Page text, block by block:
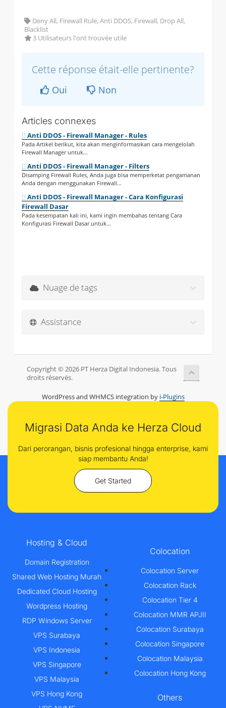
Deny All, Firewall Rule, Anti DDOS, Firewall, Drop All,
Blacklist
3 Utilisateurs l'ont trouvée utile
Cette réponse était-elle pertinente?
Oui Non
Articles connexes
Anti DDOS - Firewall Manager - Rules
Pada Artikel berikut, kita akan menginformasikan cara mengelolah
Firewall Manager untuk...
Anti DDOS - Firewall Manager - Filters
Disamping Firewall Rules, Anda juga bisa memperketat pengamanan
Anda dengan menggunakan Firewall...
Anti DDOS - Firewall Manager - Cara Konfigurasi
Firewall Dasar
Pada kesempatan kali ini, kami ingin membahas tentang Cara
Konfigurasi Firewall Dasar untuk...
Nuage de tags
Assistance
Copyright © 2026 PT Herza Digital Indonesia. Tous
droits réservés.
WordPress and WHMCS integration by i-Plugins
Migrasi Data Anda ke Herza Cloud
Dari perorangan, bisnis profesional hingga enterprise, kami
siap membantu Anda!
Get Started
Hosting & Cloud
Domain Registration
Shared Web Hosting Murah
Dedicated Cloud Hosting
Wordpress Hosting
RDP Windows Server
VPS Surabaya
VPS Indonesia
VPS Singapore
VPS Malaysia
VPS Hong Kong
Colocation
Colocation Server
Colocation Rack
Colocation Tier 4
Colocation MMR APJII
Colocation Surabaya
Colocation Singapore
Colocation Malaysia
Colocation Hong Kong
Others